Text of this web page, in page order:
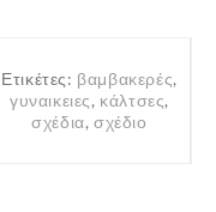
Ετικέτες: βαμβακερές,
γυναικειες, κάλτσες,
σχέδια,σχέδιο